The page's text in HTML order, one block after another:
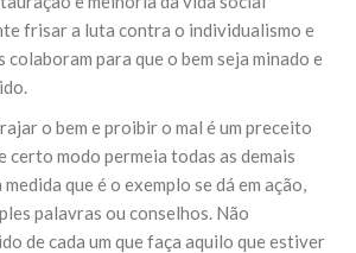
frisar a luta contra o individualismo e
colaboram para que o bem seja minado e
o bem e proibir o mal é um preceito
certo modo permeia todas as demais
que é o exemplo se dá em ação,
palavras ou conselhos. Não
de cada um que faça aquilo que estiver